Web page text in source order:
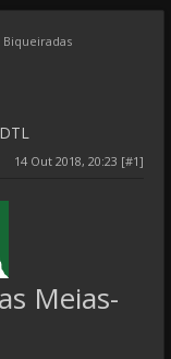
Biqueiradas
14 Out 2018, 20:23 [#1]
Meias-